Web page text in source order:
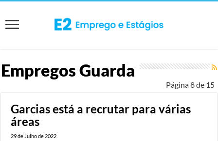
Empregos Guarda
Página 8 de 15
Garcias está a recrutar para várias
áreas
29 de Julho de 2022